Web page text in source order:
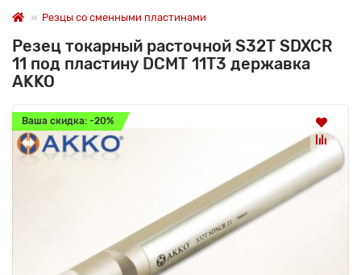
Резцы со сменными пластинами
Резец токарный расточной S32T SDXCR
11 под пластину DCMT 11T3 державка
AKKO
Ваша скидка: -20%